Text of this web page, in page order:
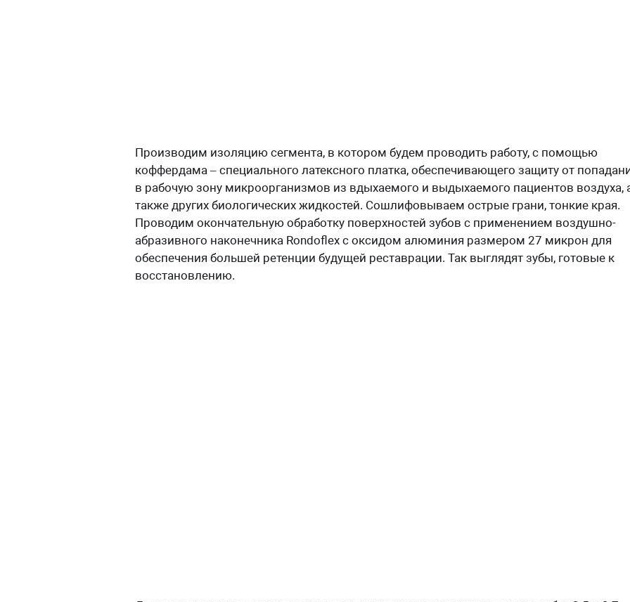
Производим изоляцию сегмента, в котором будем проводить работу, с помощью
коффердама – специального латексного платка, обеспечивающего защиту от
в рабочую зону микроорганизмов из вдыхаемого и выдыхаемого пациентов воздуха,
также других биологических жидкостей. Сошлифовываем острые грани, тонкие края.
Проводим окончательную обработку поверхностей зубов с применением воздушно-
абразивного наконечника Rondoflex с оксидом алюминия размером 27 микрон для
обеспечения большей ретенции будущей реставрации. Так выглядят зубы, готовые к
восстановлению.